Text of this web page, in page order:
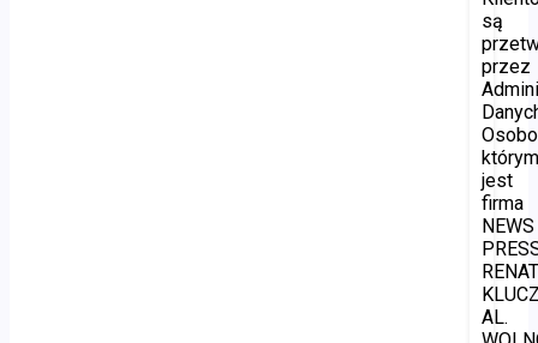
są
przez
jest
firma
NEWS
AL.